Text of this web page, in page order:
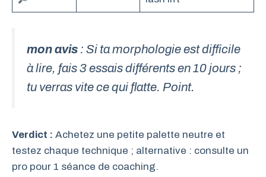
mon avis : Si ta morphologie est difficile
à lire, fais 3 essais différents en 10 jours ;
tu verras vite ce qui flatte. Point.
Verdict : Achetez une petite palette neutre et
testez chaque technique ; alternative : consulte un
pro pour 1 séance de coaching.